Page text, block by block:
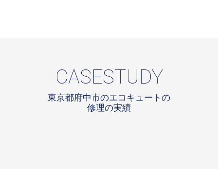
CASESTUDY
東京都府中市のエコキュートの
修理の実績